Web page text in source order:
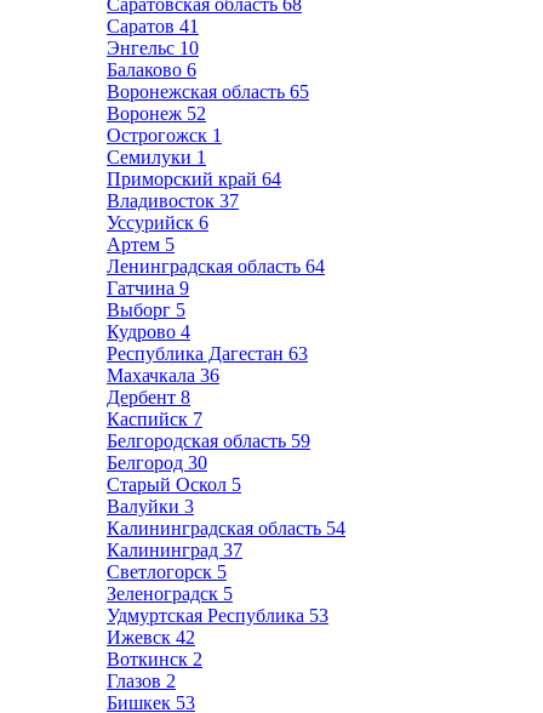
Саратовская область 68
Саратов 41
Энгельс 10
Балаково 6
Воронежская область 65
Воронеж 52
Острогожск 1
Семилуки 1
Приморский край 64
Владивосток 37
Уссурийск 6
Артем 5
Ленинградская область 64
Гатчина 9
Выборг 5
Кудрово 4
Республика Дагестан 63
Махачкала 36
Дербент 8
Каспийск 7
Белгородская область 59
Белгород 30
Старый Оскол 5
Валуйки 3
Калининградская область 54
Калининград 37
Светлогорск 5
Зеленоградск 5
Удмуртская Республика 53
Ижевск 42
Воткинск 2
Глазов 2
Бишкек 53